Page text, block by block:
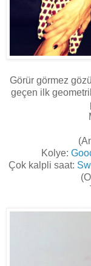
Görür görmez
geçen ilk
Kolye:
Çok kalpli saat: